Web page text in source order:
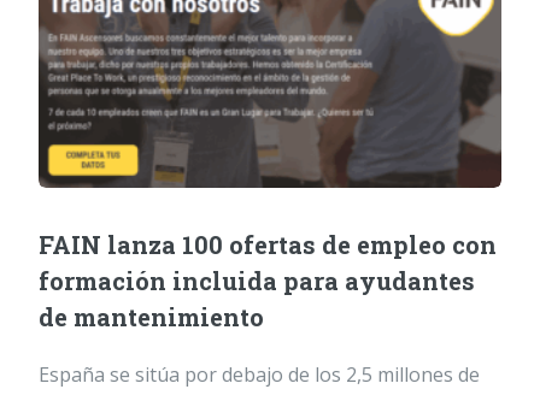
FAIN lanza 100 ofertas de empleo con
formación incluida para ayudantes
de mantenimiento
España se sitúa por debajo de los 2,5 millones de